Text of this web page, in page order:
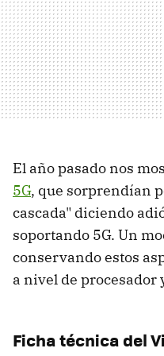
El año pasado nos
5G, que sorprendían
cascada" diciendo
soportando 5G. Un
conservando estos
a nivel de procesador
Ficha técnica del